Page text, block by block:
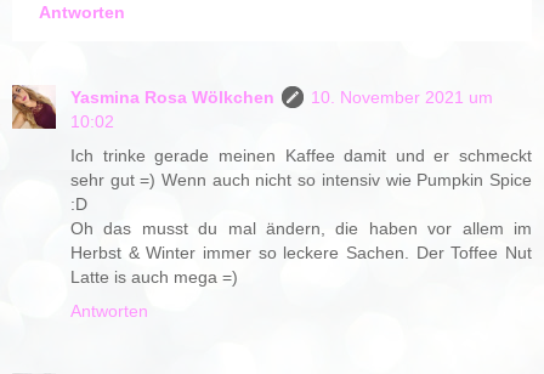
Antworten
Yasmina Rosa Wölkchen
10. November 2021 um
10:02
Ich trinke gerade meinen Kaffee damit und er schmeckt
sehr gut =) Wenn auch nicht so intensiv wie Pumpkin Spice
:D
Oh das musst du mal ändern, die haben vor allem im
Herbst & Winter immer so leckere Sachen. Der Toffee Nut
Latte is auch mega =)
Antworten